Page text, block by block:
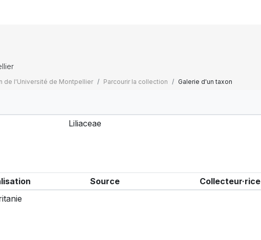
de l'Université de Montpellier Parcourir la collection Galerie d'un taxon
Liliaceae
Source Collecteur·rice